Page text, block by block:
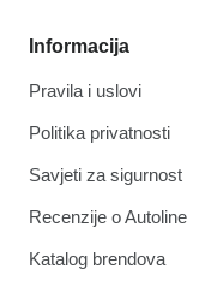
Informacija
Pravila i uslovi
Politika privatnosti
Savjeti za sigurnost
Recenzije o Autoline
Katalog brendova